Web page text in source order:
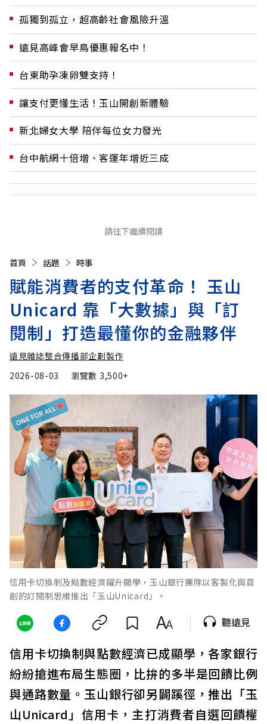
孤獨到孤立，超高齡社會風險升溫
遠見高峰會早鳥優惠報名中！
台東助孕凍卵雙支持！
讓支付更懂生活！玉山開創新體驗
新北婦女大學 陪伴每位女力發光
台中航網十倍增、客運年增近三成
請往下繼續閱讀
首頁 話題 時事
賦能消費者的支付革命！ 玉山
Unicard 靠「大數據」與「訂
閱制」打造最懂你的金融夥伴
遠見雜誌整合傳播部企劃製作
2026-08-03
瀏覽數 3,500+
信用卡切換制及點數經濟躍升顯學，玉山銀行團隊以客製化與首
創的訂閱制思維推出「玉山Unicard」。
聽遠見
信用卡切換制與點數經濟已成顯學，各家銀行
紛紛搶進布局生態圈，比拚的多半是回饋比例
與通路數量。玉山銀行卻另闢蹊徑，推出「玉
山Unicard」信用卡，主打消費者自選回饋權